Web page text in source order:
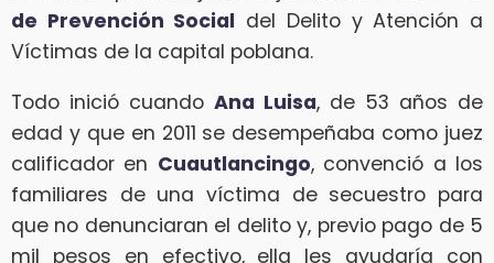
de Prevención Social del Delito y Atención a
Víctimas de la capital poblana.
Todo inició cuando Ana Luisa, de 53 años de
edad y que en 2011 se desempeñaba como juez
calificador en Cuautlancingo, convenció a los
familiares de una víctima de secuestro para
que no denunciaran el delito y, previo pago de 5
mil pesos en efectivo, ella les ayudaría con